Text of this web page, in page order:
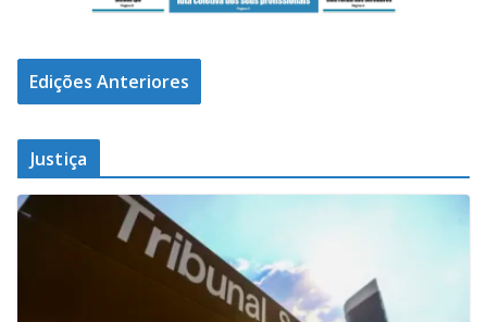
Edições Anteriores
Justiça